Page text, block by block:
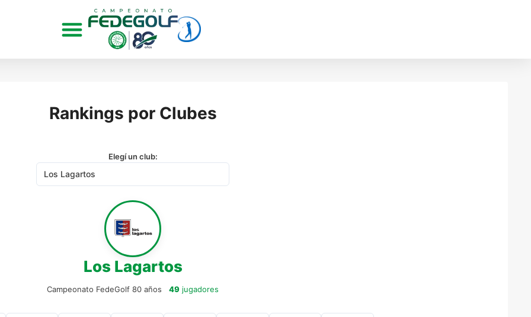
Rankings por Clubes
Elegí un club:
Los Lagartos
Campeonato FedeGolf 80 años 49 jugadores